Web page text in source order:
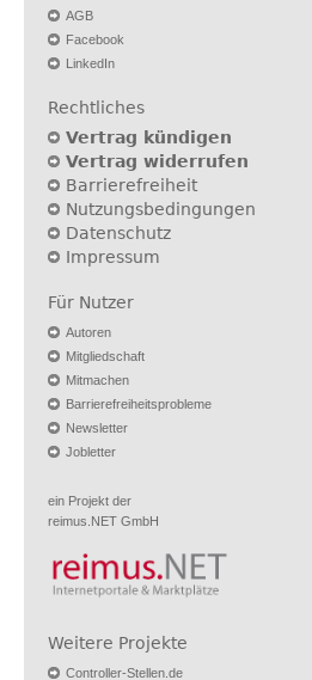
AGB
Facebook
LinkedIn
Rechtliches
Vertrag kündigen
Vertrag widerrufen
Barrierefreiheit
Nutzungsbedingungen
Datenschutz
Impressum
Für Nutzer
Autoren
Mitgliedschaft
Mitmachen
Barrierefreiheitsprobleme
Newsletter
Jobletter
ein Projekt der
reimus.NET GmbH
Weitere Projekte
Controller-Stellen.de